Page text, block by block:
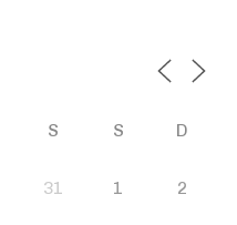
S S D
31 1 2